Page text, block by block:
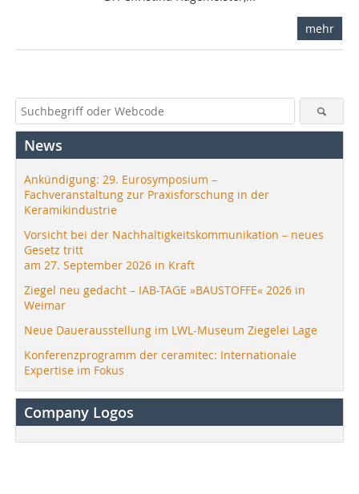
mehr
News
Ankündigung: 29. Eurosymposium –
Fachveranstaltung zur Praxisforschung in der
Keramikindustrie
Vorsicht bei der Nachhaltigkeitskommunikation – neues
Gesetz tritt
am 27. September 2026 in Kraft
Ziegel neu gedacht – IAB-TAGE »BAUSTOFFE« 2026 in
Weimar
Neue Dauerausstellung im LWL-Museum Ziegelei Lage
Konferenzprogramm der ceramitec: Internationale
Expertise im Fokus
Company Logos